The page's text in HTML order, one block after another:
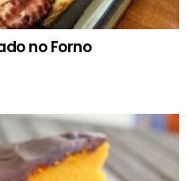
no Forno